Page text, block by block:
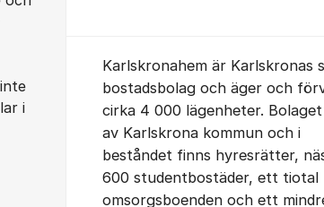
i
Karlskronahem är Karlskronas
bostadsbolag och äger och
cirka 4 000 lägenheter. Bolaget
av Karlskrona kommun och i
beståndet finns hyresrätter,
600 studentbostäder, ett tiotal
omsorgsboenden och ett